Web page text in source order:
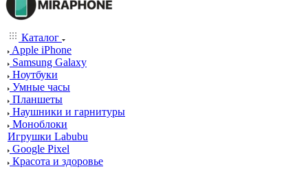
Каталог
Apple iPhone
Samsung Galaxy
Ноутбуки
Умные часы
Планшеты
Наушники и гарнитуры
Моноблоки
Игрушки Labubu
Google Pixel
Красота и здоровье